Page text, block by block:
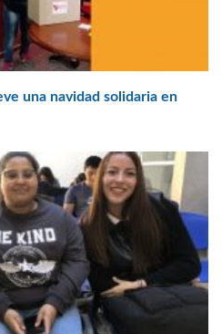
una navidad solidaria en